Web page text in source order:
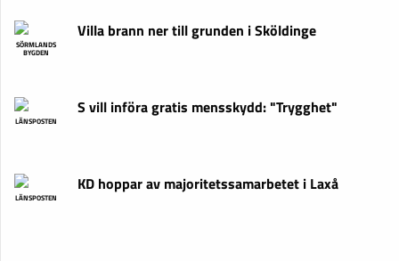
SÖRMLANDS
BYGDEN
Villa brann ner till grunden i Sköldinge
LÄNSPOSTEN
S vill införa gratis mensskydd: "Trygghet"
LÄNSPOSTEN
KD hoppar av majoritetssamarbetet i Laxå